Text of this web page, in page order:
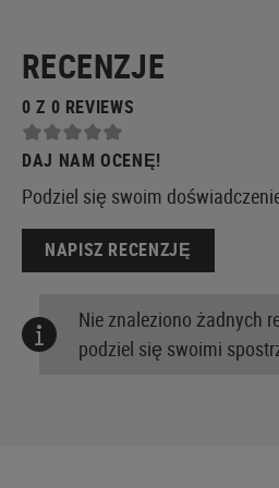
RECENZJE
0 Z 0 REVIEWS
DAJ NAM OCENĘ!
Podziel się swoim
NAPISZ RECENZJĘ
Nie znaleziono żadnych
podziel się swoimi